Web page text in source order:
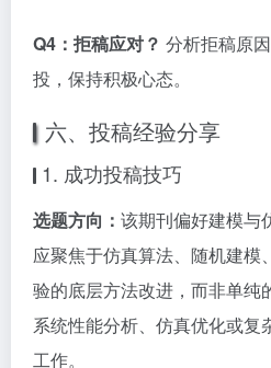
Q4：拒稿应对？ 分析拒稿原
投，保持积极心态。
六、投稿经验分享
1. 成功投稿技巧
选题方向： 该期刊偏好建模与
应聚焦于仿真算法、随机建模
验的底层方法改进，而非单纯
系统性能分析、仿真优化或复
工作。